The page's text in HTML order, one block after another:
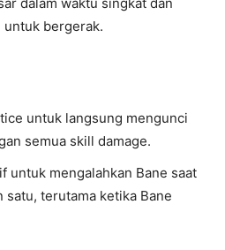
untuk bergerak.
untuk langsung mengunci
semua skill damage.
untuk mengalahkan Bane saat
satu, terutama ketika Bane